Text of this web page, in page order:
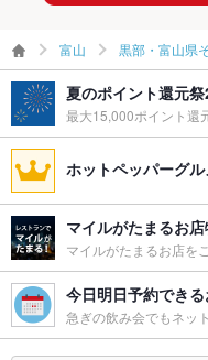
富山 黒部・富山県
夏のポイント還元
最大15,000ポイント還
ホットペッパーグ
マイルがたまるお店
マイルがたまるお店を
今日明日予約でき
急ぎの飲み会でもネッ